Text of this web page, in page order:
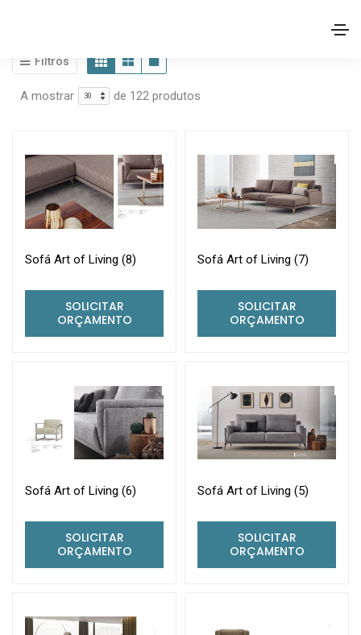
Filtros
A mostrar de 122 produtos
Sofá Art of Living (8)
SOLICITAR
ORÇAMENTO
Sofá Art of Living (7)
SOLICITAR
ORÇAMENTO
Sofá Art of Living (6)
SOLICITAR
ORÇAMENTO
Sofá Art of Living (5)
SOLICITAR
ORÇAMENTO